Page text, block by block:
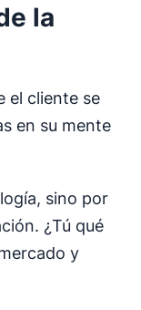
la
el cliente se
en su mente
sino por
¿Tú qué
y